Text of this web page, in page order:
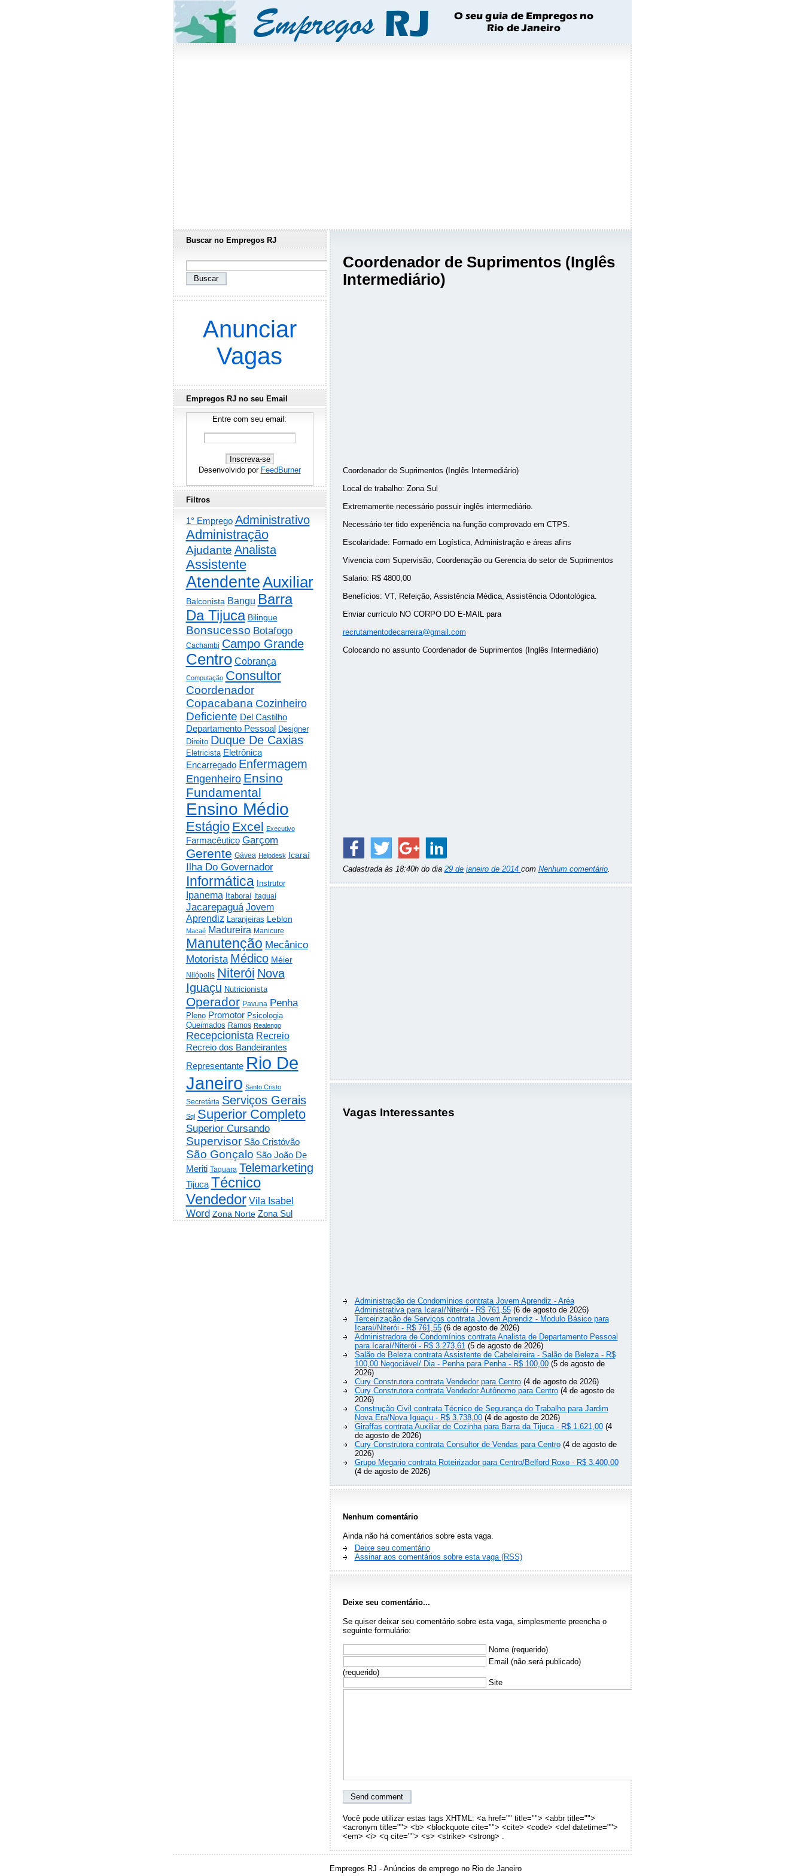
Coordenador de Suprimentos (Inglês
Intermediário)
Coordenador de Suprimentos (Inglês Intermediário)
Local de trabalho: Zona Sul
Extremamente necessário possuir inglês intermediário.
Necessário ter tido experiência na função comprovado em CTPS.
Escolaridade: Formado em Logística, Administração e áreas afins
Vivencia com Supervisão, Coordenação ou Gerencia do setor de Suprimentos
Salario: R$ 4800,00
Benefícios: VT, Refeição, Assistência Médica, Assistência Odontológica.
Enviar currículo NO CORPO DO E-MAIL para
recrutamentodecarreira@gmail.com
Colocando no assunto Coordenador de Suprimentos (Inglês Intermediário)
Cadastrada às 18:40h do dia 29 de janeiro de 2014 com Nenhum comentário.
Vagas Interessantes
Administração de Condomínios contrata Jovem Aprendiz - Aréa
Administrativa para Icaraí/Niterói - R$ 761,55(6 de agosto de 2026)
Terceirização de Serviços contrata Jovem Aprendiz - Modulo Básico para
Icaraí/Niterói - R$ 761,55(6 de agosto de 2026)
Administradora de Condomínios contrata Analista de Departamento Pessoal
para Icaraí/Niterói - R$ 3.273,61(5 de agosto de 2026)
Salão de Beleza contrata Assistente de Cabeleireira - Salão de Beleza - R$
100,00 Negociável/ Dia - Penha para Penha - R$ 100,00(5 de agosto de
2026)
Cury Construtora contrata Vendedor para Centro(4 de agosto de 2026)
Cury Construtora contrata Vendedor Autônomo para Centro(4 de agosto de
2026)
Construção Civil contrata Técnico de Segurança do Trabalho para Jardim
Nova Era/Nova Iguaçu - R$ 3.738,00(4 de agosto de 2026)
Giraffas contrata Auxiliar de Cozinha para Barra da Tijuca - R$ 1.621,00(4
de agosto de 2026)
Cury Construtora contrata Consultor de Vendas para Centro(4 de agosto de
2026)
Grupo Megario contrata Roteirizador para Centro/Belford Roxo - R$ 3.400,00
(4 de agosto de 2026)
Nenhum comentário
Ainda não há comentários sobre esta vaga.
Deixe seu comentário
Assinar aos comentários sobre esta vaga (RSS)
Deixe seu comentário...
Se quiser deixar seu comentário sobre esta vaga, simplesmente preencha o
seguinte formulário:
Nome (requerido)
Email (não será publicado)
(requerido)
Site
Você pode utilizar estas tags XHTML: <a href="" title=""> <abbr title="">
<acronym title=""> <b> <blockquote cite=""> <cite> <code> <del datetime="">
<em> <i> <q cite=""> <s> <strike> <strong> .
Buscar no Empregos RJ
Anunciar
Vagas
Empregos RJ no seu Email
Entre com seu email:
Desenvolvido por FeedBurner
Filtros
1° Emprego Administrativo
Administração
Ajudante Analista
Assistente
AtendenteAuxiliar
Balconista Bangu Barra
Da Tijuca Bilingue
Bonsucesso Botafogo
Cachambi Campo Grande
Centro Cobrança
Computação Consultor
Coordenador
Copacabana Cozinheiro
Deficiente Del Castilho
Departamento Pessoal Designer
Direito Duque De Caxias
Eletricista Eletrônica
Encarregado Enfermagem
Engenheiro Ensino
Fundamental
Ensino Médio
Estágio Excel Executivo
Farmacêutico Garçom
Gerente Gávea Helpdesk Icaraí
Ilha Do Governador
Informática Instrutor
Ipanema Itaboraí Itaguaí
Jacarepaguá Jovem
Aprendiz
Laranjeiras Leblon
Macaé Madureira Manicure
Manutenção Mecânico
Motorista Médico Méier
Nilópolis Niterói Nova
Iguaçu Nutricionista
Operador Pavuna Penha
Pleno Promotor Psicologia
Queimados Ramos Realengo
Recepcionista Recreio
Recreio dos Bandeirantes
Representante Rio De
Janeiro Santo Cristo
Secretária Serviços Gerais
Sql Superior Completo
Superior Cursando
Supervisor São Cristóvão
São Gonçalo São João De
Meriti Taquara Telemarketing
Tijuca Técnico
Vendedor Vila Isabel
Word Zona Norte Zona Sul
Empregos RJ - Anúncios de emprego no Rio de Janeiro